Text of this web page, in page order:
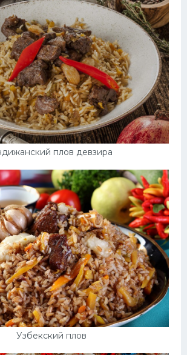
плов девзира
Узбекский плов